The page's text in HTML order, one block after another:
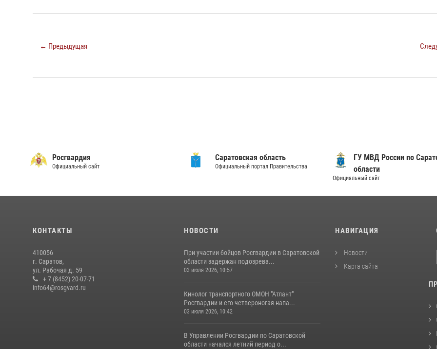
← Предыдущая
Росгвардия
Официальный сайт
Саратовская область
Официальный портал Правительства
ГУ МВД России по
области
Официальный сайт
КОНТАКТЫ
410056
г. Саратов,
ул. Рабочая д. 59
+ 7 (8452) 20-07-71
info64@rosgvard.ru
НОВОСТИ
При участии бойцов Росгвардии в Саратовской
области задержан подозрева...
03 июля 2026, 10:57
Кинолог транспортного ОМОН "Атлант"
Росгвардии и его четвероногая напа...
03 июля 2026, 10:42
В Управлении Росгвардии по Саратовской
области начался летний период о...
НАВИГАЦИЯ
Новости
Карта сайта